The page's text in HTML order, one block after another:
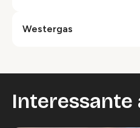
Westergas
Interessante